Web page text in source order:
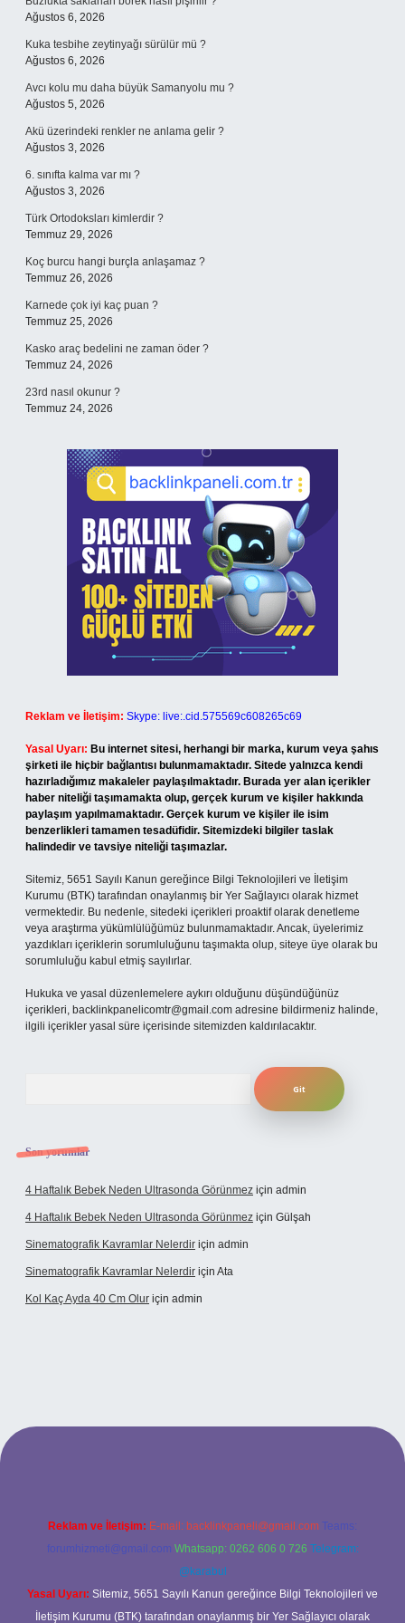
Ağustos 6, 2026
Kuka tesbihe zeytinyağı sürülür mü ?
Ağustos 6, 2026
Avcı kolu mu daha büyük Samanyolu mu ?
Ağustos 5, 2026
Akü üzerindeki renkler ne anlama gelir ?
Ağustos 3, 2026
6. sınıfta kalma var mı ?
Ağustos 3, 2026
Türk Ortodoksları kimlerdir ?
Temmuz 29, 2026
Koç burcu hangi burçla anlaşamaz ?
Temmuz 26, 2026
Karnede çok iyi kaç puan ?
Temmuz 25, 2026
Kasko araç bedelini ne zaman öder ?
Temmuz 24, 2026
23rd nasıl okunur ?
Temmuz 24, 2026
Reklam ve İletişim: Skype: live:.cid.575569c608265c69
Yasal Uyarı: Bu internet sitesi, herhangi bir marka, kurum veya şahıs
şirketi ile hiçbir bağlantısı bulunmamaktadır. Sitede yalnızca kendi
hazırladığımız makaleler paylaşılmaktadır. Burada yer alan içerikler
haber niteliği taşımamakta olup, gerçek kurum ve kişiler hakkında
paylaşım yapılmamaktadır. Gerçek kurum ve kişiler ile isim
benzerlikleri tamamen tesadüfidir. Sitemizdeki bilgiler taslak
halindedir ve tavsiye niteliği taşımazlar.
Sitemiz, 5651 Sayılı Kanun gereğince Bilgi Teknolojileri ve İletişim
Kurumu (BTK) tarafından onaylanmış bir Yer Sağlayıcı olarak hizmet
vermektedir. Bu nedenle, sitedeki içerikleri proaktif olarak denetleme
veya araştırma yükümlülüğümüz bulunmamaktadır. Ancak, üyelerimiz
yazdıkları içeriklerin sorumluluğunu taşımakta olup, siteye üye olarak bu
sorumluluğu kabul etmiş sayılırlar.
Hukuka ve yasal düzenlemelere aykırı olduğunu düşündüğünüz
içerikleri, backlinkpanelicomtr@gmail.com adresine bildirmeniz halinde,
ilgili içerikler yasal süre içerisinde sitemizden kaldırılacaktır.
Son yorumlar
4 Haftalık Bebek Neden Ultrasonda Görünmez için admin
4 Haftalık Bebek Neden Ultrasonda Görünmez için Gülşah
Sinematografik Kavramlar Nelerdir için admin
Sinematografik Kavramlar Nelerdir için Ata
Kol Kaç Ayda 40 Cm Olur için admin
betci.bet
Reklam ve İletişim: E-mail: backlinkpaneli@gmail.com Teams:
forumhizmeti@gmail.com Whatsapp: 0262 606 0 726 Telegram:
@karabul
Yasal Uyarı: Sitemiz, 5651 Sayılı Kanun gereğince Bilgi Teknolojileri ve
İletişim Kurumu (BTK) tarafından onaylanmış bir Yer Sağlayıcı olarak